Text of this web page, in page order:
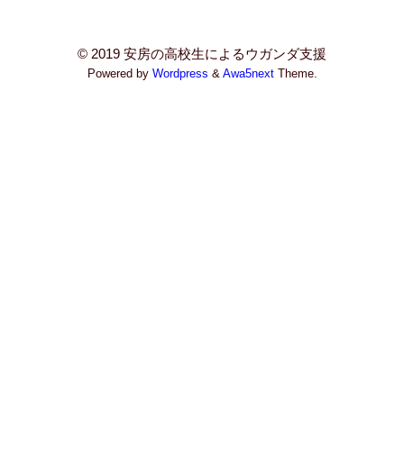
© 2019 安房の高校生によるウガンダ支援
Powered by Wordpress & Awa5nextTheme.